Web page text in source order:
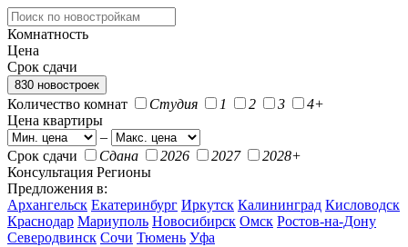
Комнатность
Цена
Срок сдачи
830 новостроек
Количество комнат Студия 1 2 3
4+
Цена квартиры
–
Срок сдачи
Сдана 2026 2027
2028+
Консультация Регионы
Предложения в:
Архангельск Екатеринбург Иркутск Калининград Кисловодск
Краснодар Мариуполь Новосибирск Омск Ростов-на-Дону
Северодвинск Сочи Тюмень Уфа